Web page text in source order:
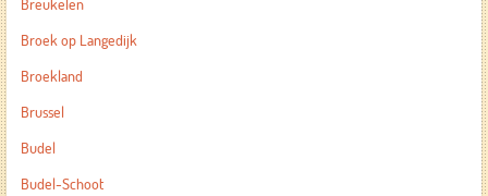
Breukelen
Broek op Langedijk
Broekland
Brussel
Budel
Budel-Schoot